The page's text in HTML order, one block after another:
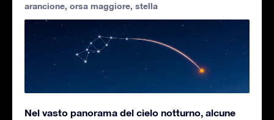
arancione, orsa maggiore, stella
Nel vasto panorama del cielo notturno, alcune